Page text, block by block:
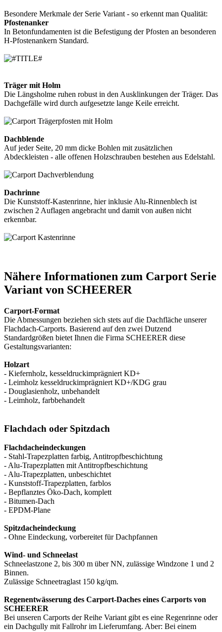
Besondere Merkmale der Serie Variant - so erkennt man Qualität:
Pfostenanker
In Betonfundamenten ist die Befestigung der Pfosten an besonderen
H-Pfostenankern Standard.
Träger mit Holm
Die Längsholme ruhen robust in den Ausklinkungen der Träger. Das
Dachgefälle wird durch aufgesetzte lange Keile erreicht.
Dachblende
Auf jeder Seite, 20 mm dicke Bohlen mit zusätzlichen
Abdeckleisten - alle offenen Holzschrauben bestehen aus Edelstahl.
Dachrinne
Die Kunststoff-Kastenrinne, hier inklusie Alu-Rinnenblech ist
zwischen 2 Auflagen angebracht und damit von außen nicht
erkennbar.
Nähere Informationen zum Carport Serie
Variant von SCHEERER
Carport-Format
Die Abmessungen beziehen sich stets auf die Dachfläche unserer
Flachdach-Carports. Basierend auf den zwei Dutzend
Standardgrößen bietet Ihnen die Firma SCHEERER diese
Gestaltungsvarianten:
Holzart
- Kiefernholz, kesseldruckimprägniert KD+
- Leimholz kesseldruckimprägniert KD+/KDG grau
- Douglasienholz, unbehandelt
- Leimholz, farbbehandelt
Flachdach oder Spitzdach
Flachdacheindeckungen
- Stahl-Trapezplatten farbig, Antitropfbeschichtung
- Alu-Trapezplatten mit Antitropfbeschichtung
- Alu-Trapezplatten, unbeschichtet
- Kunststoff-Trapezplatten, farblos
- Bepflanztes Öko-Dach, komplett
- Bitumen-Dach
- EPDM-Plane
Spitzdacheindeckung
- Ohne Eindeckung, vorbereitet für Dachpfannen
Wind- und Schneelast
Schneelastzone 2, bis 300 m über NN, zulässige Windzone 1 und 2
Binnen.
Zulässige Schneetraglast 150 kg/qm.
Regenentwässerung des Carport-Daches eines Carports von
SCHEERER
Bei unseren Carports der Reihe Variant gibt es eine Regenrinne oder
ein Dachgully mit Fallrohr im Lieferumfang. Aber: Bei einem